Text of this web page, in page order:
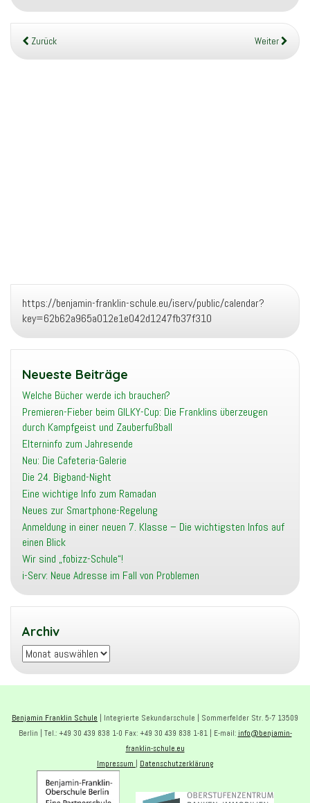
Zurück Weiter
https://benjamin-franklin-schule.eu/iserv/public/calendar?
key=62b62a965a012e1e042d1247fb37f310
Neueste Beiträge
Welche Bücher werde ich brauchen?
Premieren-Fieber beim GILKY-Cup: Die Franklins überzeugen
durch Kampfgeist und Zauberfußball
Elterninfo zum Jahresende
Neu: Die Cafeteria-Galerie
Die 24. Bigband-Night
Eine wichtige Info zum Ramadan
Neues zur Smartphone-Regelung
Anmeldung in einer neuen 7. Klasse – Die wichtigsten Infos auf
einen Blick
Wir sind „fobizz-Schule“!
i-Serv: Neue Adresse im Fall von Problemen
Archiv
Archiv
Benjamin Franklin Schule | Integrierte Sekundarschule | Sommerfelder Str. 5-7 13509
Berlin | Tel.: +49 30 439 838 1-0 Fax: +49 30 439 838 1-81 | E-mail: info@benjamin-
franklin-schule.eu
Impressum | Datenschutzerklärung